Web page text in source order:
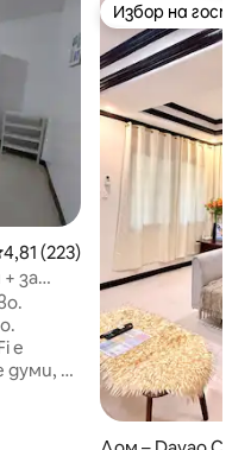
оценка: 4,81 от 5,
4,81 (223)
за
е
думи, с
Избор на
Избор на